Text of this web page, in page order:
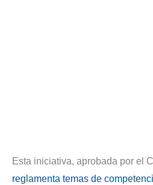
Esta iniciativa, aprobada por el
reglamenta temas de